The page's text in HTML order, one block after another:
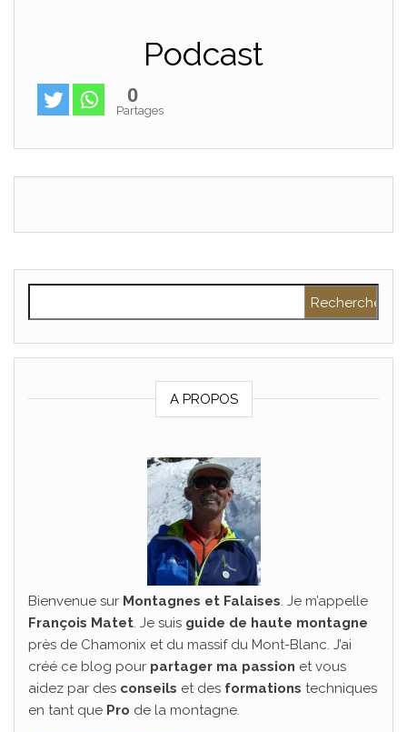
Podcast
0
Partages
A PROPOS
Bienvenue sur Montagnes et Falaises. Je m’appelle
François Matet. Je suis guide de haute montagne
près de Chamonix et du massif du Mont-Blanc. J’ai
créé ce blog pour partager ma passion et vous
aidez par des conseils et des formations techniques
en tant que Pro de la montagne.